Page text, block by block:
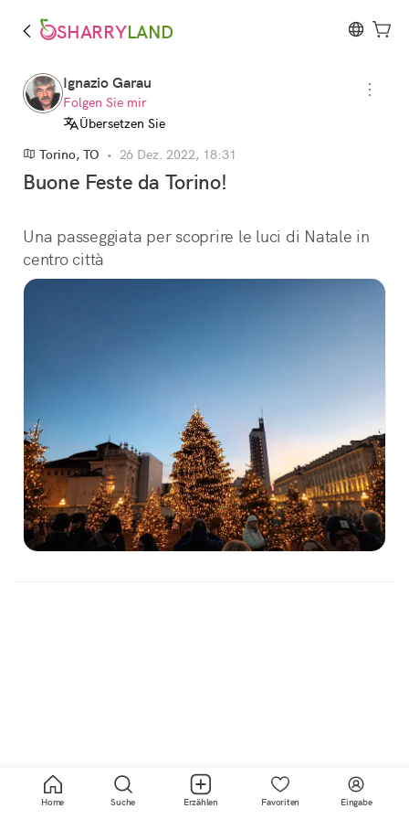
SHARRYLAND
Ignazio Garau
Folgen Sie mir
Übersetzen Sie
Torino, TO • 26 Dez. 2022, 18:31
Buone Feste da Torino!
Una passeggiata per scoprire le luci di Natale in
centro città
Home Suche Erzählen Favoriten Eingabe